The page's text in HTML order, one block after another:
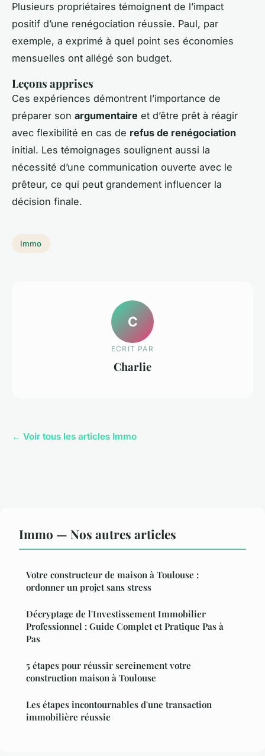
Plusieurs propriétaires témoignent de l’impact
positif d’une renégociation réussie. Paul, par
exemple, a exprimé à quel point ses économies
mensuelles ont allégé son budget.
Leçons apprises
Ces expériences démontrent l’importance de
préparer son argumentaire et d’être prêt à réagir
avec flexibilité en cas de refus de renégociation
initial. Les témoignages soulignent aussi la
nécessité d’une communication ouverte avec le
prêteur, ce qui peut grandement influencer la
décision finale.
Immo
C
ECRIT PAR
Charlie
← Voir tous les articles Immo
Immo — Nos autres articles
Votre constructeur de maison à Toulouse :
ordonner un projet sans stress
Décryptage de l'Investissement Immobilier
Professionnel : Guide Complet et Pratique Pas à
Pas
5 étapes pour réussir sereinement votre
construction maison à Toulouse
Les étapes incontournables d'une transaction
immobilière réussie